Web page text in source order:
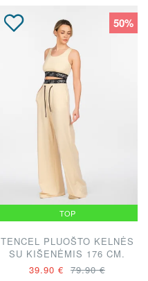
50%
TOP
TENCEL PLUOŠTO KELNĖS
SU KIŠENĖMIS 176 CM.
ŪGIUI "DIANA VAPSVĖ"
39.90 € 79.90 €